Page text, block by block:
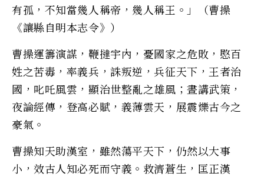
有孤，不知當幾人稱帝，幾人稱王。」（曹操
《讓縣自明本志令》）
曹操運籌演謀，鞭撻宇內，憂國家之危敗，愍百
姓之苦毒，率義兵，誅叛逆，兵征天下，王者治
國，叱吒風雲，顯治世整亂之雄風；晝講武策，
夜論經傳，登高必賦，義薄雲天，展震爍古今之
豪氣。
曹操知天助漢室，雖然蕩平天下，仍然以大事
小，效古人知必死而守義。救濟蒼生，匡正漢